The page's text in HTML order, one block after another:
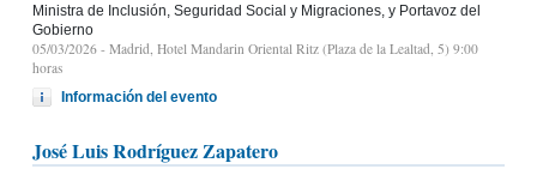
Ministra de Inclusión, Seguridad Social y Migraciones, y Portavoz del
Gobierno
05/03/2026 - Madrid, Hotel Mandarin Oriental Ritz (Plaza de la Lealtad, 5) 9:00
horas
Información del evento
José Luis Rodríguez Zapatero